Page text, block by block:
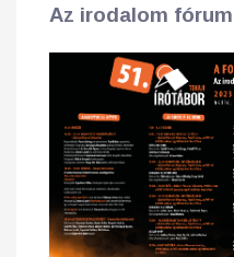
Az irodalom